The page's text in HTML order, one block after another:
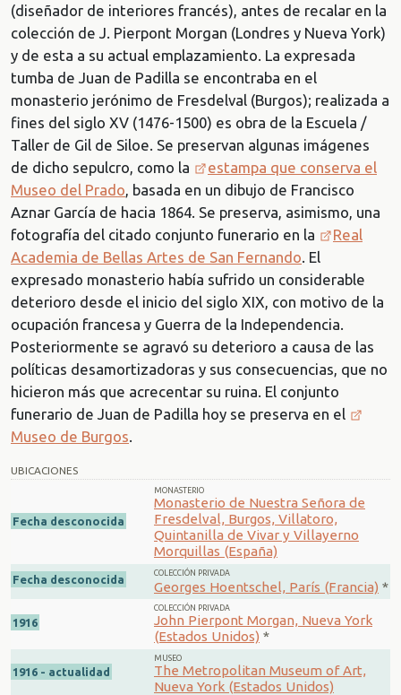
(diseñador de interiores francés), antes de recalar en la
colección de J. Pierpont Morgan (Londres y Nueva York)
y de esta a su actual emplazamiento. La expresada
tumba de Juan de Padilla se encontraba en el
monasterio jerónimo de Fresdelval (Burgos); realizada a
fines del siglo XV (1476-1500) es obra de la Escuela /
Taller de Gil de Siloe. Se preservan algunas imágenes
de dicho sepulcro, como la
estampa que conserva el
Museo del Prado, basada en un dibujo de Francisco
Aznar García de hacia 1864. Se preserva, asimismo, una
fotografía del citado conjunto funerario en la
Real
Academia de Bellas Artes de San Fernando. El
expresado monasterio había sufrido un considerable
deterioro desde el inicio del siglo XIX, con motivo de la
ocupación francesa y Guerra de la Independencia.
Posteriormente se agravó su deterioro a causa de las
políticas desamortizadoras y sus consecuencias, que no
hicieron más que acrecentar su ruina. El conjunto
funerario de Juan de Padilla hoy se preserva en el
Museo de Burgos.
UBICACIONES
Fecha desconocida
MONASTERIO
Monasterio de Nuestra Señora de
Fresdelval, Burgos, Villatoro,
Quintanilla de Vivar y Villayerno
Morquillas (España)
Fecha desconocida
COLECCIÓN PRIVADA
Georges Hoentschel, París (Francia) *
1916
COLECCIÓN PRIVADA
John Pierpont Morgan, Nueva York
(Estados Unidos) *
1916 - actualidad
MUSEO
The Metropolitan Museum of Art,
Nueva York (Estados Unidos)